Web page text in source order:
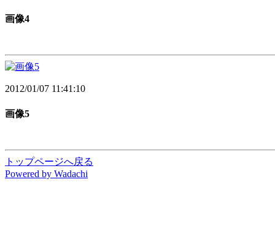
画像4
2012/01/07 11:41:10
画像5
トップページへ戻る
Powered by Wadachi